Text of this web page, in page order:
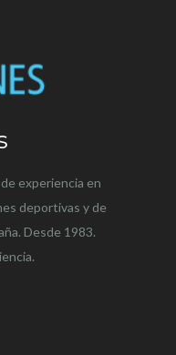
experiencia en
deportivas y de
Desde 1983.